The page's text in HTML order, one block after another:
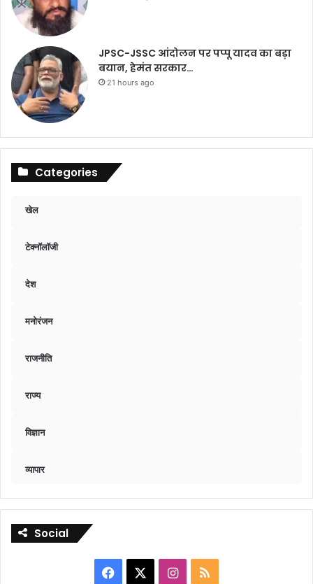
JPSC-JSSC आंदोलन पर पप्पू यादव का बड़ा
बयान, हेमंत सरकार…
21 hours ago
Categories
खेल
टेक्नॉलॉजी
देश
मनोरंजन
राजनीति
राज्य
विज्ञान
व्यापार
Social
Facebook Instagram
RSS